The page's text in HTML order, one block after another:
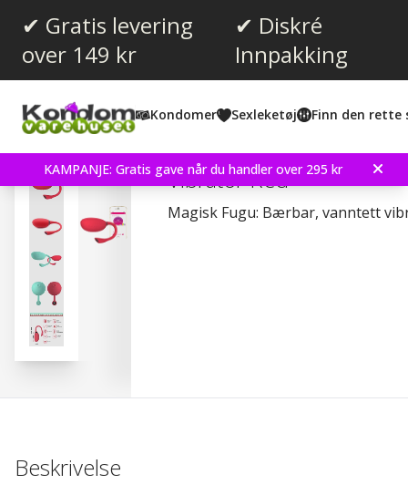
✔ Gratis levering
over 149 kr
✔ Diskré
Innpakking
Kondomer Sexleketøj Finn den rette
KAMPANJE: Gratis gave når du handler over 295 kr
Gjennomsnittskarakter:
4.0 stemmer:
1
Magic Motion - Fugu
Vibrator Red
Magisk Fugu: Bærbar, vanntett
Beskrivelse